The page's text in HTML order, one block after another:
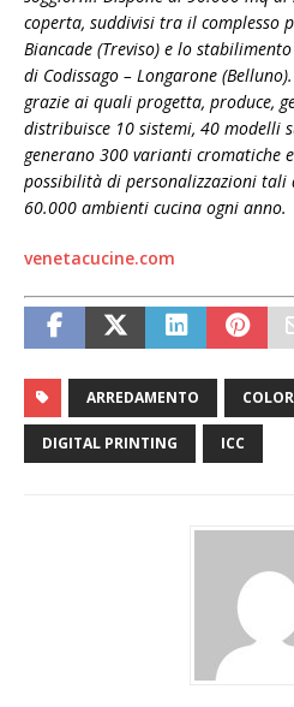
coperta, suddivisi tra il complesso
Biancade (Treviso) e lo
di Codissago – Longarone
grazie ai quali progetta, produce,
distribuisce 10 sistemi, 40 modelli
generano 300 varianti cromatiche
possibilità di personalizzazioni tali
60.000 ambienti cucina ogni anno.
venetacucine.com
ARREDAMENTO
DIGITAL PRINTING ICC